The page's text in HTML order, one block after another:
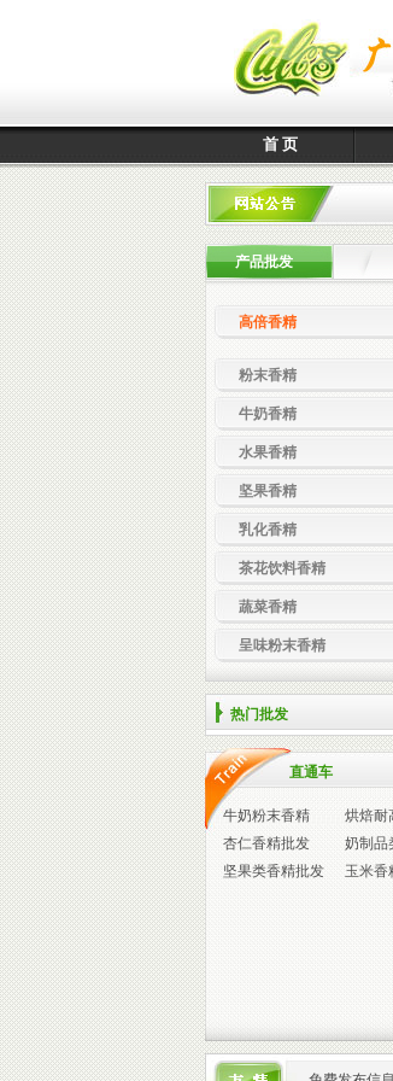
首 页
产品批发
高倍香精
粉末香精
牛奶香精
水果香精
坚果香精
乳化香精
茶花饮料香精
蔬菜香精
呈味粉末香精
热门批发
直通车
牛奶粉末香精
烘焙耐
杏仁香精批发
奶制品
发
坚果类香精批发 玉米香